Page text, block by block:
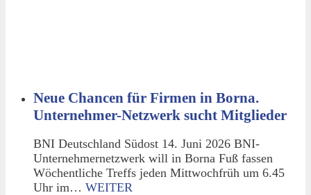
Neue Chancen für Firmen in Borna.
Unternehmer-Netzwerk sucht Mitglieder
BNI Deutschland Südost 14. Juni 2026 BNI-
Unternehmernetzwerk will in Borna Fuß fassen
Wöchentliche Treffs jeden Mittwochfrüh um 6.45
Uhr im… WEITER